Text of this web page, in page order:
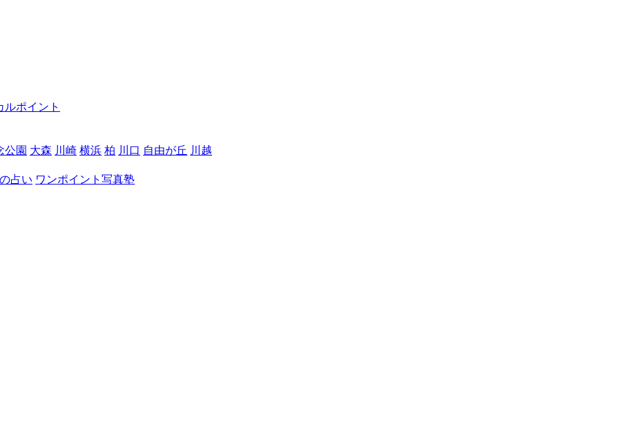
ルポイント
公園 大森 川崎 横浜 柏 川口 自由が丘 川越
占い ワンポイント写真塾